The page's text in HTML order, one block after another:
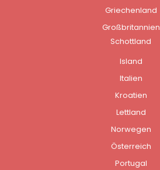
Griechenland
Großbritannien
Schottland
Island
Italien
Kroatien
Lettland
Norwegen
Österreich
Portugal